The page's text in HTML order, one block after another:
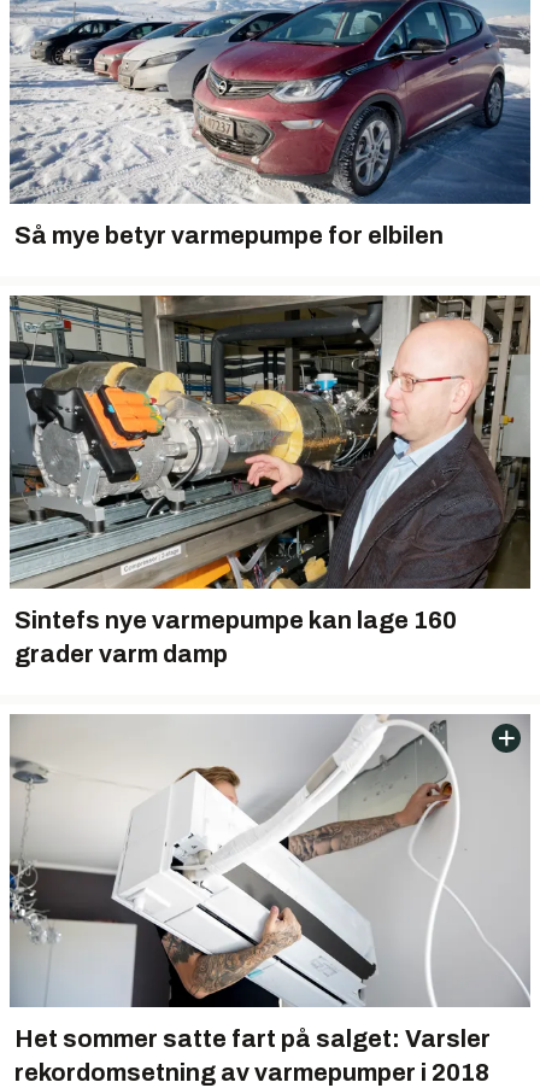
Så mye betyr varmepumpe for elbilen
Sintefs nye varmepumpe kan lage 160
grader varm damp
Het sommer satte fart på salget: Varsler
rekordomsetning av varmepumper i 2018